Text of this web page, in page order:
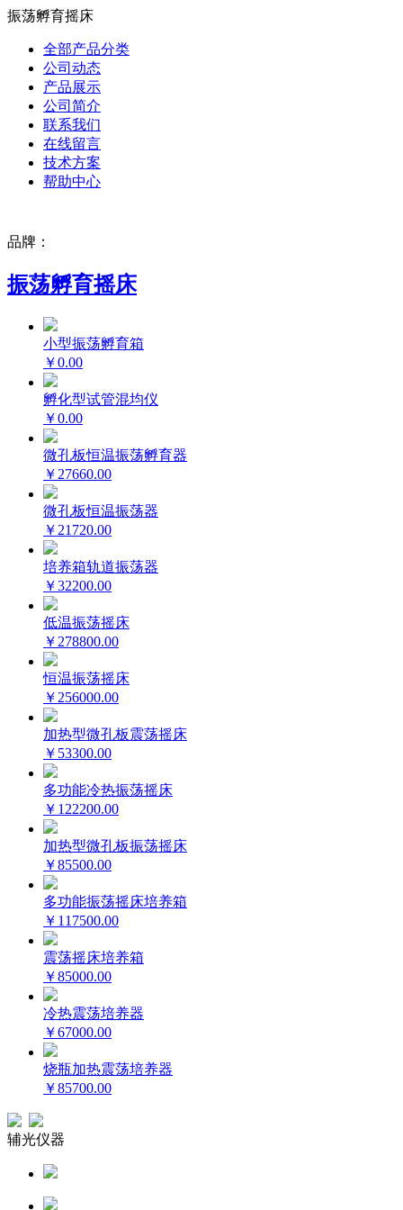
振荡孵育摇床
全部产品分类
公司动态
产品展示
公司简介
联系我们
在线留言
技术方案
帮助中心
品牌：
振荡孵育摇床
小型振荡孵育箱
￥0.00
孵化型试管混均仪
￥0.00
微孔板恒温振荡孵育器
￥27660.00
微孔板恒温振荡器
￥21720.00
培养箱轨道振荡器
￥32200.00
低温振荡摇床
￥278800.00
恒温振荡摇床
￥256000.00
加热型微孔板震荡摇床
￥53300.00
多功能冷热振荡摇床
￥122200.00
加热型微孔板振荡摇床
￥85500.00
多功能振荡摇床培养箱
￥117500.00
震荡摇床培养箱
￥85000.00
冷热震荡培养器
￥67000.00
烧瓶加热震荡培养器
￥85700.00
辅光仪器